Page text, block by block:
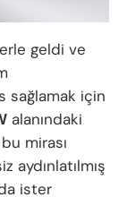
geldi ve
sağlamak için
alanındaki
mirası
aydınlatılmış
ister